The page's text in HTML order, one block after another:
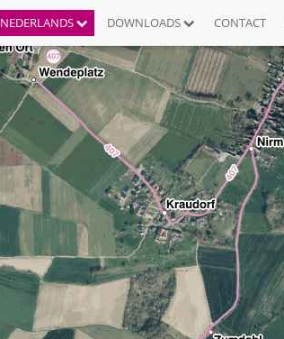
NEDERLANDS DOWNLOADS CONTACT